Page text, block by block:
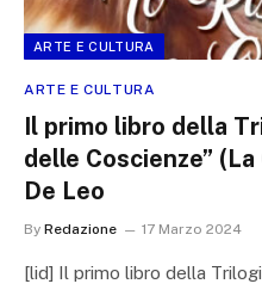
ARTE E CULTURA
ARTE E CULTURA
Il primo libro della
delle Coscienze”
De Leo
By Redazione 17 Marzo 2024
[lid] Il primo libro della